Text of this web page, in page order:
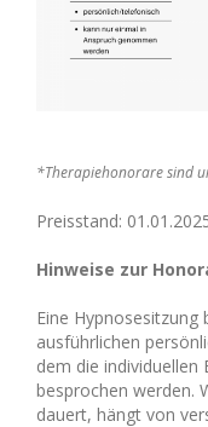
*Therapiehonorare sind
Preisstand:
Hinweise zur
Eine
ausführlichen
dem die individuellen
besprochen werden.
dauert, hängt von